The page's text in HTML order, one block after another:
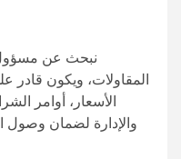
نبحث عن
المقاولات، ويكون قادر
الأسعار، أوامر
والإدارة لضمان وصول